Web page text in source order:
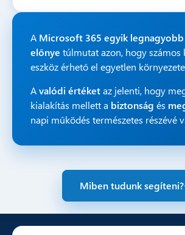
A Microsoft 365 egyik legnagyobb
előnye túlmutat azon, hogy számos
eszköz érhető el egyetlen
Avalódi értéketaz jelenti, hogy
kialakítás mellett a biztonság és
napi működés természetes részévé
Miben tudunk segíteni?